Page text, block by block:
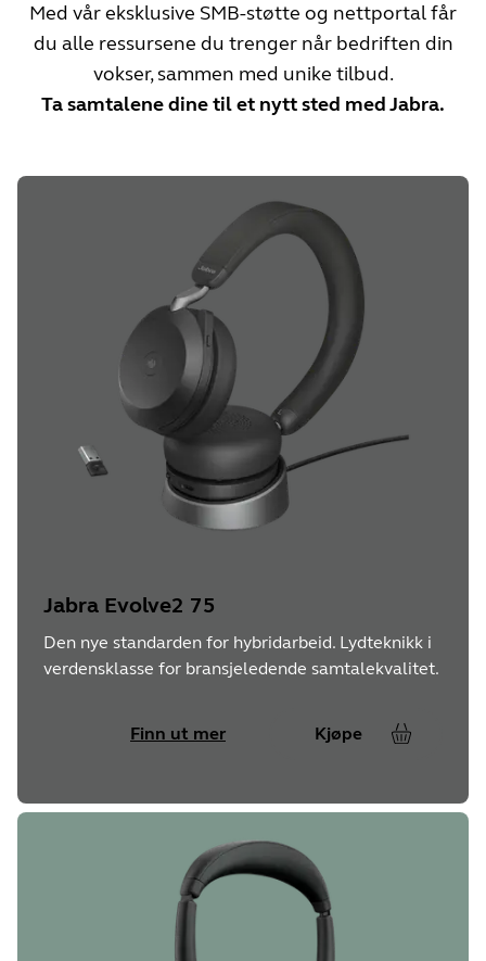
Med vår eksklusive SMB-støtte og nettportal får
du alle ressursene du trenger når bedriften din
vokser, sammen med unike tilbud.
Ta samtalene dine til et nytt sted med Jabra.
Jabra Evolve2 75
Den nye standarden for hybridarbeid. Lydteknikk i
verdensklasse for bransjeledende samtalekvalitet.
Finn ut mer Kjøpe